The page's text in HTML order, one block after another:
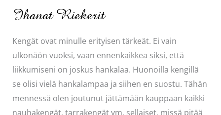
Ihanat Riekerit
Kengät ovat minulle erityisen tärkeät. Ei vain
ulkonäön vuoksi, vaan ennenkaikkea siksi, että
liikkumiseni on joskus hankalaa. Huonoilla kengillä
se olisi vielä hankalampaa ja siihen en suostu. Tähän
mennessä olen joutunut jättämään kauppaan kaikki
nauhakengät, tarrakengät ym. sellaiset, missä pitää